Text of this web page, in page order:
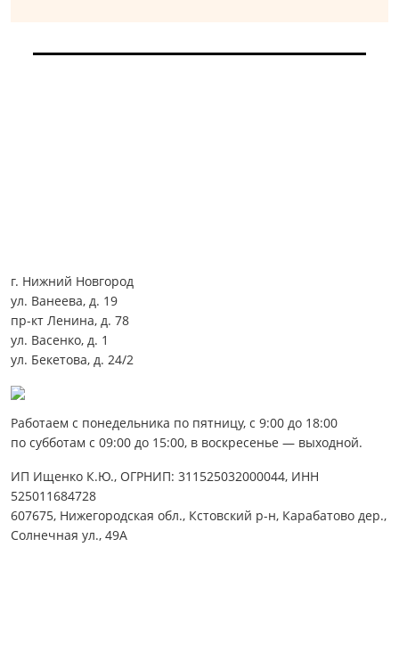
г. Нижний Новгород
ул. Ванеева, д. 19
пр-кт Ленина, д. 78
ул. Васенко, д. 1
ул. Бекетова, д. 24/2
Работаем с понедельника по пятницу, с 9:00 до 18:00
по субботам с 09:00 до 15:00, в воскресенье — выходной.
ИП Ищенко К.Ю., ОГРНИП: 311525032000044, ИНН
525011684728
607675, Нижегородская обл., Кстовский р-н, Карабатово дер.,
Солнечная ул., 49А